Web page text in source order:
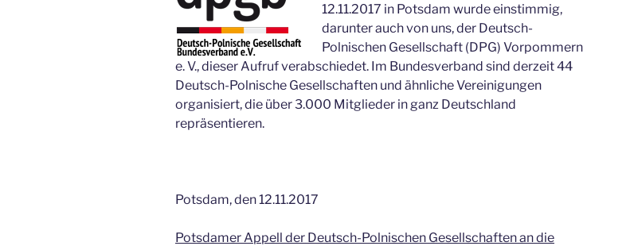
12.11.2017 in Potsdam wurde einstimmig,
darunter auch von uns, der Deutsch-
Polnischen Gesellschaft (DPG) Vorpommern
e. V., dieser Aufruf verabschiedet. Im Bundesverband sind derzeit 44
Deutsch-Polnische Gesellschaften und ähnliche Vereinigungen
organisiert, die über 3.000 Mitglieder in ganz Deutschland
repräsentieren.
Potsdam, den 12.11.2017
Potsdamer Appell der Deutsch-Polnischen Gesellschaften an die